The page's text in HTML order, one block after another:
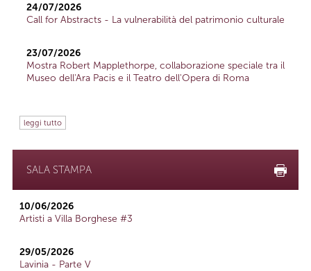
24/07/2026
Call for Abstracts - La vulnerabilità del patrimonio culturale
23/07/2026
Mostra Robert Mapplethorpe, collaborazione speciale tra il
Museo dell'Ara Pacis e il Teatro dell'Opera di Roma
leggi tutto
SALA STAMPA
10/06/2026
Artisti a Villa Borghese #3
29/05/2026
Lavinia - Parte V